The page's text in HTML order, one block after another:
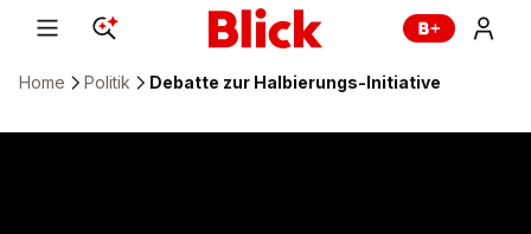
Home Politik Debatte zur Halbierungs-Initiative